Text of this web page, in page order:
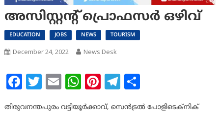
അസിസ്റ്റന്റ് പ്രൊഫസര്‍ ഒഴിവ്
EDUCATION JOBS NEWS TOURISM
December 24, 2022 News Desk
Facebook
Twitter
EmailWhatsApp
Pinterest
Telegram
Share
തിരുവനന്തപുരം വട്ടിയൂര്‍ക്കാവ്, സെന്‍ട്രല്‍ പോളിടെക്‌നിക്